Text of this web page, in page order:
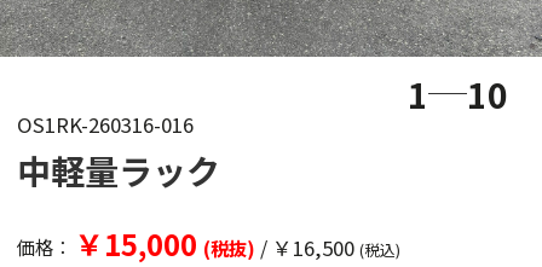
1 10
OS1RK-260316-016
中軽量ラック
価格： ￥15,000 (税抜) / ￥16,500 (税込)